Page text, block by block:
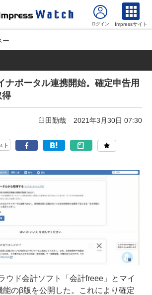
Impressサイト
ー
ナポータル連携開始。確定申告用
得
臼田勤哉 2021年3月30日 07:30
ト
ウド会計ソフト「会計freee」とマイ
能のβ版を公開した。これにより確定